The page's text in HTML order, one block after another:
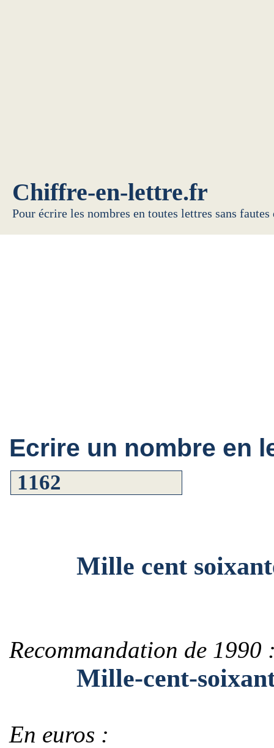
Chiffre-en-lettre.fr
Pour écrire les nombres en toutes lettres sans
Ecrire un nombre en
Mille cent
Recommandation de 1990
Mille-cent-
En euros :